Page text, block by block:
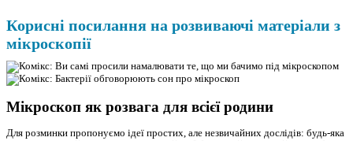
Корисні посилання на розвиваючі матеріали з
мікроскопії
Мікроскоп як розвага для всієї родини
Для розминки пропонуємо ідеї простих, але незвичайних дослідів: будь-яка